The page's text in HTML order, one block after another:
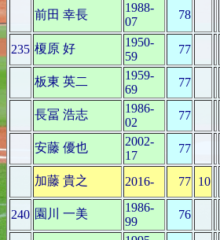
前田 幸長
1988-
07
78
235 榎原 好
1950-
59
77
板東 英二
1959-
69
77
長冨 浩志
1986-
02
77
安藤 優也
2002-
17
77
加藤 貴之
2016- 77 10
240 園川 一美
1986-
99
76